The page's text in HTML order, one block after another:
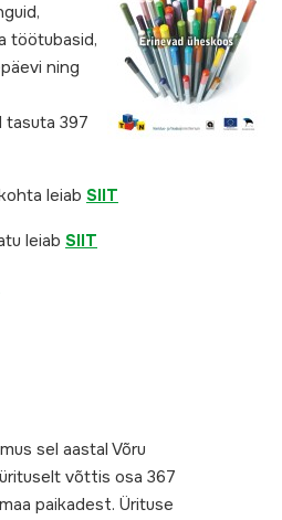
töötubasid,
ning
tasuta 397
leiab SIIT
leiab SIIT
sel aastal Võru
võttis osa 367
paikadest. Ürituse